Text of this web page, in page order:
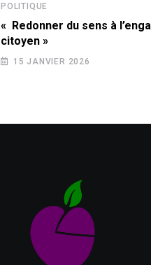
POLITIQUE
« Redonner du sens à
citoyen »
15 JANVIER 2026